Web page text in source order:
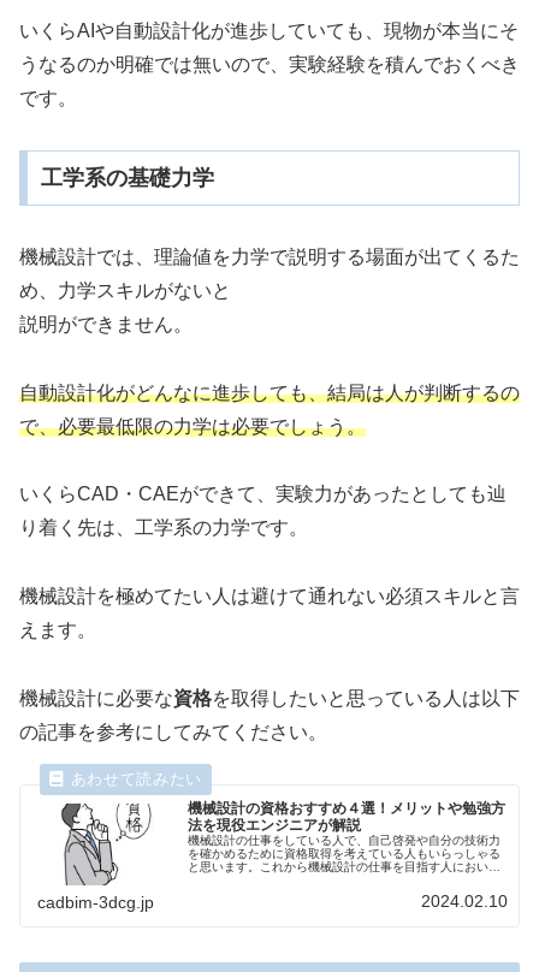
いくらAIや自動設計化が進歩していても、現物が本当にそ
うなるのか明確では無いので、実験経験を積んでおくべき
です。
工学系の基礎力学
機械設計では、理論値を力学で説明する場面が出てくるた
め、力学スキルがないと
説明ができません。
自動設計化がどんなに進歩しても、結局は人が判断するの
で、必要最低限の力学は必要でしょう。
いくらCAD・CAEができて、実験力があったとしても辿
り着く先は、工学系の力学です。
機械設計を極めてたい人は避けて通れない必須スキルと言
えます。
機械設計に必要な資格を取得したいと思っている人は以下
の記事を参考にしてみてください。
機械設計の資格おすすめ４選！メリットや勉強方
法を現役エンジニアが解説
機械設計の仕事をしている人で、自己啓発や自分の技術力
を確かめるために資格取得を考えている人もいらっしゃる
と思います。これから機械設計の仕事を目指す人において
しゃるでしょう。今回は、機械設計者向けのおすすめ資格
cadbim-3dcg.jp 2024.02.10